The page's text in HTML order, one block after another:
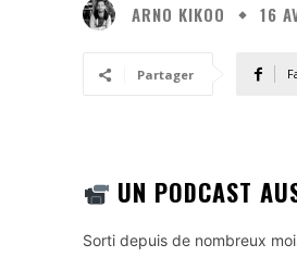
ARNO KIKOO 16
Partager
UN PODCAST
Sorti depuis de nombreux